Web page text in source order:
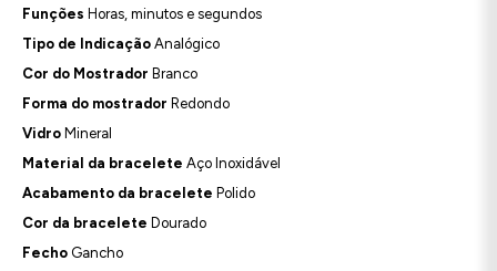
Funções Horas, minutos e segundos
Tipo de Indicação Analógico
Cor do Mostrador Branco
Forma do mostrador Redondo
Vidro Mineral
Material da bracelete Aço Inoxidável
Acabamento da bracelete Polido
Cor da bracelete Dourado
Fecho Gancho